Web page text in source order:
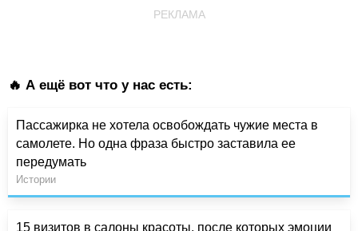
РЕКЛАМА
🔥 А ещё вот что у нас есть:
Пассажирка не хотела освобождать чужие места в
самолете. Но одна фраза быстро заставила ее
передумать
Истории
15 визитов в салоны красоты, после которых эмоции